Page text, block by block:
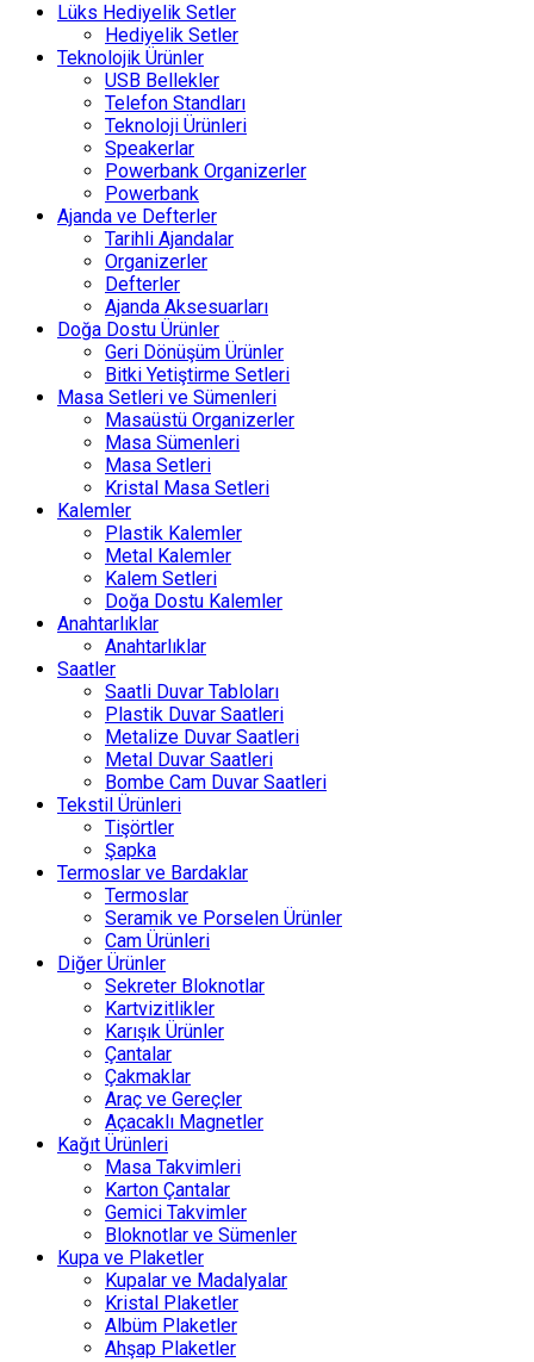
Lüks Hediyelik Setler
Hediyelik Setler
Teknolojik Ürünler
USB Bellekler
Telefon Standları
Teknoloji Ürünleri
Speakerlar
Powerbank Organizerler
Powerbank
Ajanda ve Defterler
Tarihli Ajandalar
Organizerler
Defterler
Ajanda Aksesuarları
Doğa Dostu Ürünler
Geri Dönüşüm Ürünler
Bitki Yetiştirme Setleri
Masa Setleri ve Sümenleri
Masaüstü Organizerler
Masa Sümenleri
Masa Setleri
Kristal Masa Setleri
Kalemler
Plastik Kalemler
Metal Kalemler
Kalem Setleri
Doğa Dostu Kalemler
Anahtarlıklar
Anahtarlıklar
Saatler
Saatli Duvar Tabloları
Plastik Duvar Saatleri
Metalize Duvar Saatleri
Metal Duvar Saatleri
Bombe Cam Duvar Saatleri
Tekstil Ürünleri
Tişörtler
Şapka
Termoslar ve Bardaklar
Termoslar
Seramik ve Porselen Ürünler
Cam Ürünleri
Diğer Ürünler
Sekreter Bloknotlar
Kartvizitlikler
Karışık Ürünler
Çantalar
Çakmaklar
Araç ve Gereçler
Açacaklı Magnetler
Kağıt Ürünleri
Masa Takvimleri
Karton Çantalar
Gemici Takvimler
Bloknotlar ve Sümenler
Kupa ve Plaketler
Kupalar ve Madalyalar
Kristal Plaketler
Albüm Plaketler
Ahşap Plaketler